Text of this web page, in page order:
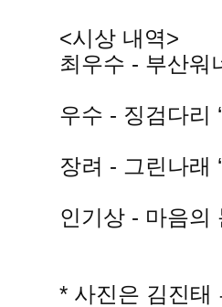
<시상 내역>
최우수 - 부산워
우수 - 징검다리
장려 - 그린나래
인기상 - 마음의
* 사진은 김진태